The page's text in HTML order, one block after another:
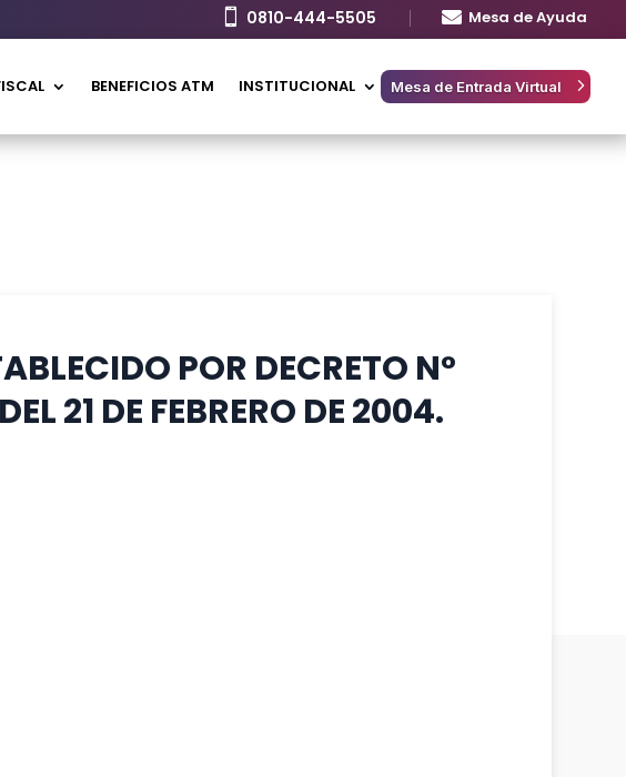
 0810-444-5505  Mesa de Ayuda
BENEFICIOS ATM INSTITUCIONAL Mesa de Entrada Virtual
POR DECRETO N°
21 DE FEBRERO DE 2004.